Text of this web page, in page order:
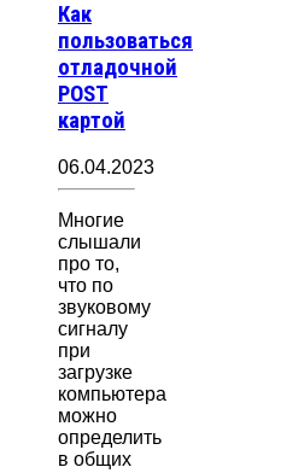
Как
пользоваться
отладочной
POST
картой
06.04.2023
Многие
слышали
про то,
что по
звуковому
сигналу
при
загрузке
компьютера
можно
определить
в общих